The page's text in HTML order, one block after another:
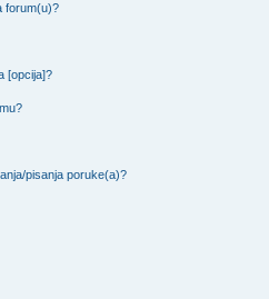
forum(u)?
[opcija]?
pisanja poruke(a)?